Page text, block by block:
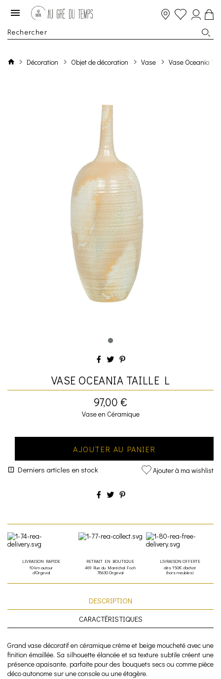
Décoration Objet de décoration Vase Vase Oceania
VASE OCEANIA TAILLE L
97,00 €
Vase en Céramique
AJOUTER AU PANIER
Derniers articles en stock Ajouter à ma wishlist
LIVRAISON RAPIDE
10 km autour
d'Orgeval
RETRAIT EN BOUTIQUE
469 Rue du Maréchal Foch
78630 Orgeval
LIVRAISON OFFERTE
dès 150€ d'achat
(hors meubles)
DESCRIPTION
CARACTÉRISTIQUES
Grand vase décoratif en céramique crème et beige moucheté avec une
finition émaillée. Sa silhouette élancée et sa texture subtile créent une
présence apaisante, parfaite pour des bouquets secs ou comme pièce
déco autonome sur une console ou une étagère.